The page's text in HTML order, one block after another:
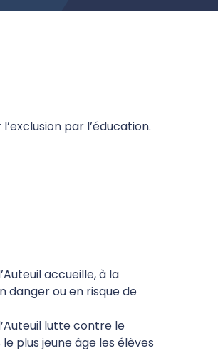
par l’éducation.
accueille, à la
danger ou en risque de
lutte contre le
plus jeune âge les élèves